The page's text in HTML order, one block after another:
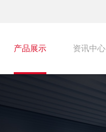
产品展示 资讯中心